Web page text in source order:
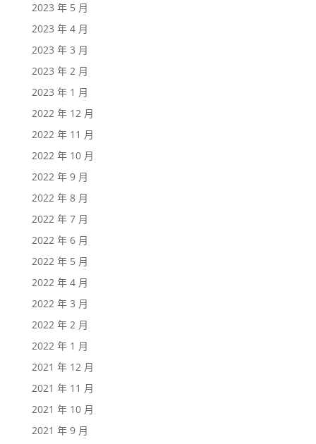
2023 年 5 月
2023 年 4 月
2023 年 3 月
2023 年 2 月
2023 年 1 月
2022 年 12 月
2022 年 11 月
2022 年 10 月
2022 年 9 月
2022 年 8 月
2022 年 7 月
2022 年 6 月
2022 年 5 月
2022 年 4 月
2022 年 3 月
2022 年 2 月
2022 年 1 月
2021 年 12 月
2021 年 11 月
2021 年 10 月
2021 年 9 月